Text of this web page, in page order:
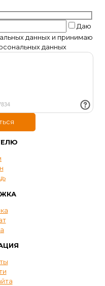
Даю
данных и принимаю
данных